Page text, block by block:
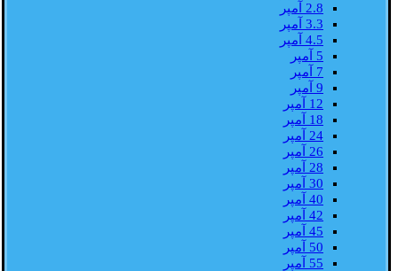
2.8 آمپر
3.3 آمپر
4.5 آمپر
5 آمپر
7 آمپر
9 آمپر
12 آمپر
18 آمپر
24 آمپر
26 آمپر
28 آمپر
30 آمپر
40 آمپر
42 آمپر
45 آمپر
50 آمپر
55 آمپر